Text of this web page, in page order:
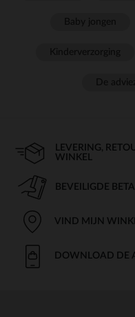
LEVERING,
WINKEL
BEVEILIGDE
VIND MIJN
DOWNLOAD DE